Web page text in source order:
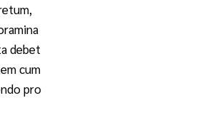
debet
cum
pro